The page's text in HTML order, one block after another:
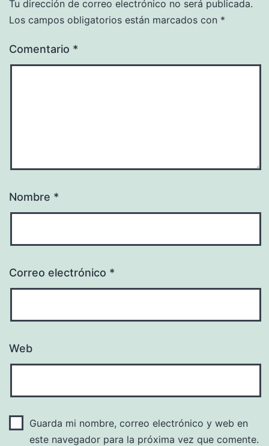
Tu dirección de correo electrónico no será publicada.
Los campos obligatorios están marcados con *
Comentario *
Nombre *
Correo electrónico *
Web
Guarda mi nombre, correo electrónico y web en
este navegador para la próxima vez que comente.